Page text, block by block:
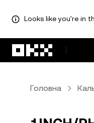
Looks like you're in
Головна